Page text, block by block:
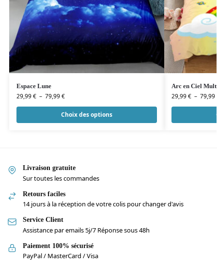
Espace Lune
29,99€ – 79,99€
Choix des options
Arc en Ciel
29,99€ – 79,99
Livraison gratuite
Sur toutes les commandes
Retours faciles
14 jours à la réception de votre colis pour changer d'avis
Service Client
Assistance par emails 5j/7 Réponse sous 48h
Paiement 100% sécurisé
PayPal / MasterCard / Visa